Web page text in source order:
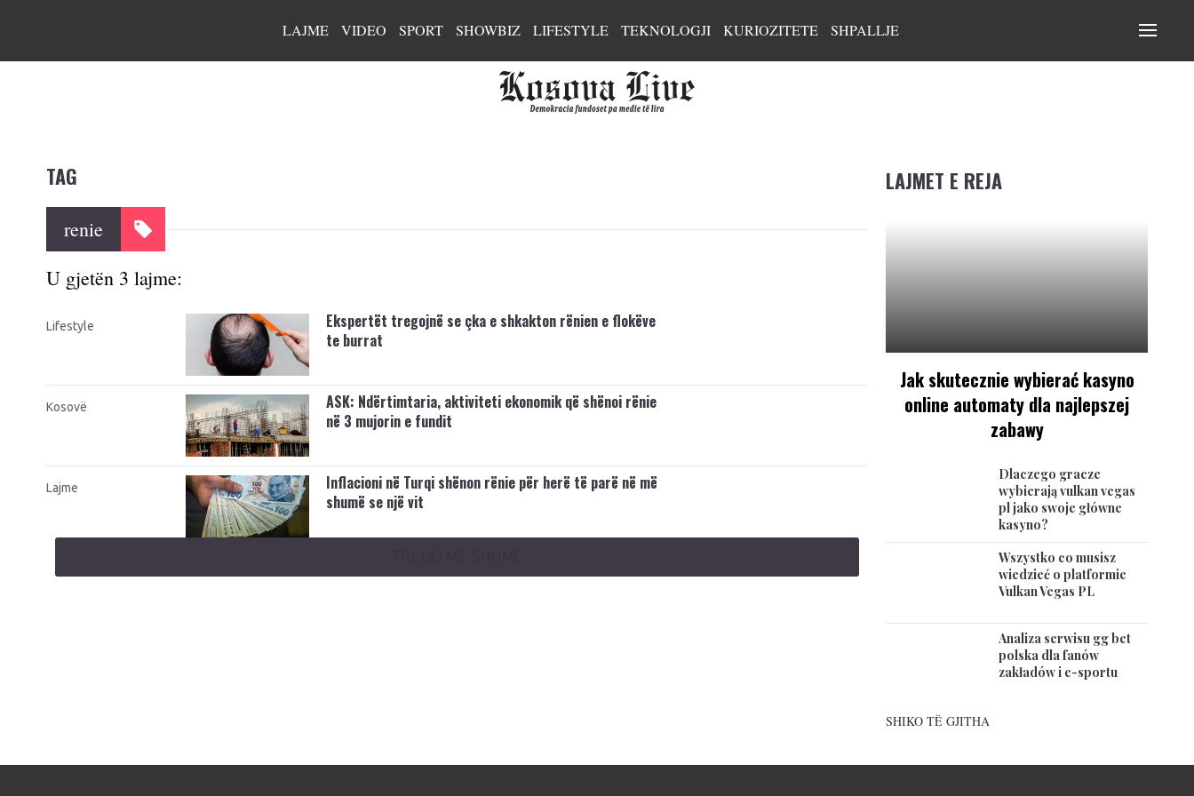
LAJME VIDEO SPORT SHOWBIZ LIFESTYLE TEKNOLOGJI KURIOZITETE SHPALLJE
TAG
renie
U gjetën 3 lajme:
Lifestyle
Ekspertët tregojnë se çka e shkakton rënien e flokëve
te burrat
Kosovë
​ASK: Ndërtimtaria, aktiviteti ekonomik që shënoi rënie
në 3 mujorin e fundit
Lajme
Inflacioni në Turqi shënon rënie për herë të parë në më
shumë se një vit
LAJMET E REJA
Jak skutecznie wybierać kasyno
online automaty dla najlepszej
zabawy
Dlaczego gracze
wybierają vulkan vegas
pl jako swoje główne
kasyno?
Wszystko co musisz
wiedzieć o platformie
Vulkan Vegas PL
Analiza serwisu gg bet
polska dla fanów
zakładów i e-sportu
SHIKO TË GJITHA